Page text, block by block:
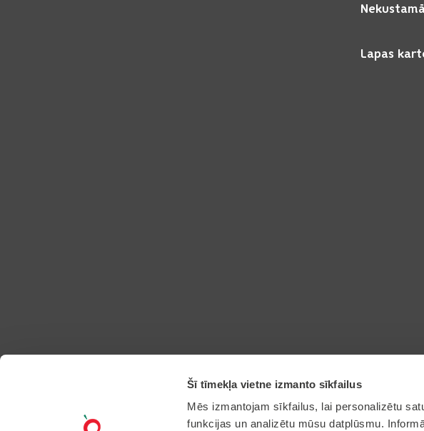
Šī tīmekļa vietne izmanto sīkfailus
Mēs izmantojam sīkfailus, lai personalizētu
funkcijas un analizētu mūsu datplūsmu.
Lapas